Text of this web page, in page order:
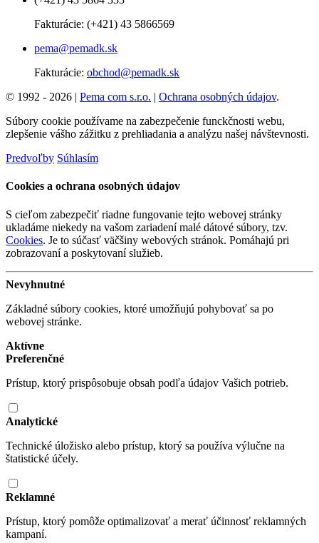
Fakturácie: (+421) 43 5866569
pema@pemadk.sk
Fakturácie: obchod@pemadk.sk
© 1992 - 2026 | Pema com s.r.o. | Ochrana osobných údajov.
Súbory cookie používame na zabezpečenie funckčnosti webu,
zlepšenie vášho zážitku z prehliadania a analýzu našej návštevnosti.
Predvoľby Súhlasím
Cookies a ochrana osobných údajov
S cieľom zabezpečiť riadne fungovanie tejto webovej stránky
ukladáme niekedy na vašom zariadení malé dátové súbory, tzv.
Cookies. Je to súčasť väčšiny webových stránok. Pomáhajú pri
zobrazovaní a poskytovaní služieb.
Nevyhnutné
Základné súbory cookies, ktoré umožňujú pohybovať sa po
webovej stránke.
Aktívne
Preferenčné
Prístup, ktorý prispôsobuje obsah podľa údajov Vašich potrieb.
Analytické
Technické úložisko alebo prístup, ktorý sa používa výlučne na
štatistické účely.
Reklamné
Prístup, ktorý pomôže optimalizovať a merať účinnosť reklamných
kampaní.